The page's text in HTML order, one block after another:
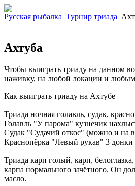
Русская рыбалка Турнир триада
Ахтуба
Чтобы выиграть триаду на данном
наживку, на любой локации и любым
Как выиграть триаду на Ахтубе
Триада ночная голавль, судак,
Голавль "У парома" кузнечик
Судак "Судачий откос" (можно и на
Краснопёрка "Левый рукав" 3 донки
Триада карп голый, карп,
карпа нормального зачётного. Он
масло.